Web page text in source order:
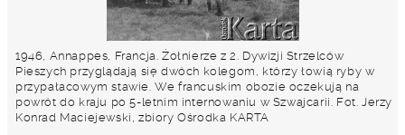
1946, Annappes, Francja. Żołnierze z 2. Dywizji Strzelców
Pieszych przyglądają się dwóch kolegom, którzy łowią ryby w
przypałacowym stawie. We francuskim obozie oczekują na
powrót do kraju po 5-letnim internowaniu w Szwajcarii. Fot. Jerzy
Konrad Maciejewski, zbiory Ośrodka KARTA